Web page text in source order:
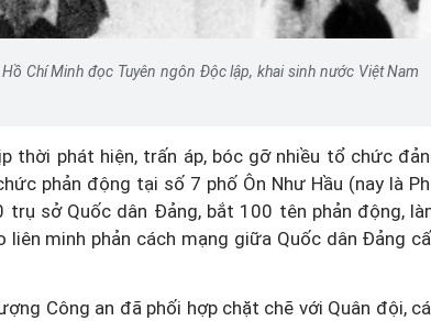
Chí Minh đọc Tuyên ngôn Độc lập, khai sinh nước Việt Nam
thời phát hiện, trấn áp, bóc gỡ nhiều tổ chức
phản động tại số 7 phố Ôn Như Hầu (nay là
trụ sở Quốc dân Đảng, bắt 100 tên phản động,
minh phản cách mạng giữa Quốc dân Đảng
Công an đã phối hợp chặt chẽ với Quân đội,